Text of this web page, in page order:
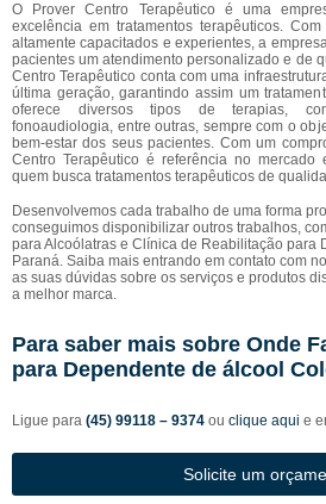
O Prover Centro Terapêutico é uma
excelência em tratamentos terapêuticos.
altamente capacitados e experientes, a
pacientes um atendimento personalizado e de
Centro Terapêutico conta com uma
última geração, garantindo assim um
oferece diversos tipos de terapias,
fonoaudiologia, entre outras, sempre com o
bem-estar dos seus pacientes. Com um
Centro Terapêutico é referência no
quem busca tratamentos terapêuticos de
Desenvolvemos cada trabalho de uma forma
conseguimos disponibilizar outros trabalhos,
para Alcoólatras e Clínica de Reabilitação para
Paraná. Saiba mais entrando em contato com
as suas dúvidas sobre os serviços e produtos
a melhor marca.
Para saber mais sobre Onde
para Dependente de álcool
Ligue para (45) 99118 – 9374 ou clique aqui e
Solicite um